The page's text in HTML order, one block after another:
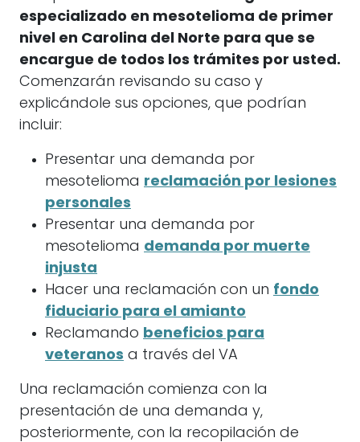
especializado en mesotelioma de primer
nivel en Carolina del Norte para que se
encargue de todos los trámites por usted.
Comenzarán revisando su caso y
explicándole sus opciones, que podrían
incluir:
Presentar una demanda por
mesotelioma reclamación por lesiones
personales
Presentar una demanda por
mesotelioma demanda por muerte
injusta
Hacer una reclamación con un fondo
fiduciario para el amianto
Reclamando beneficios para
veteranos a través del VA
Una reclamación comienza con la
presentación de una demanda y,
posteriormente, con la recopilación de